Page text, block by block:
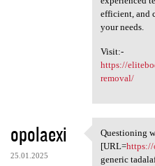
efficient, and
your needs.
Visit:-
https://
removal/
opolaexi
25.01.2025
Questioning
[URL=https://
generic